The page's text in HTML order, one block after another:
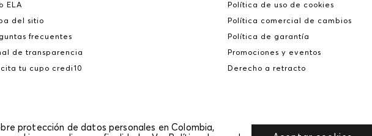
ELA
del sitio
frecuentes
de transparencia
tu cupo credi10
Política de uso de cookies
Política comercial de cambios
Política de garantía
Promociones y eventos
Derecho a retracto
protección de datos personales en Colombia,